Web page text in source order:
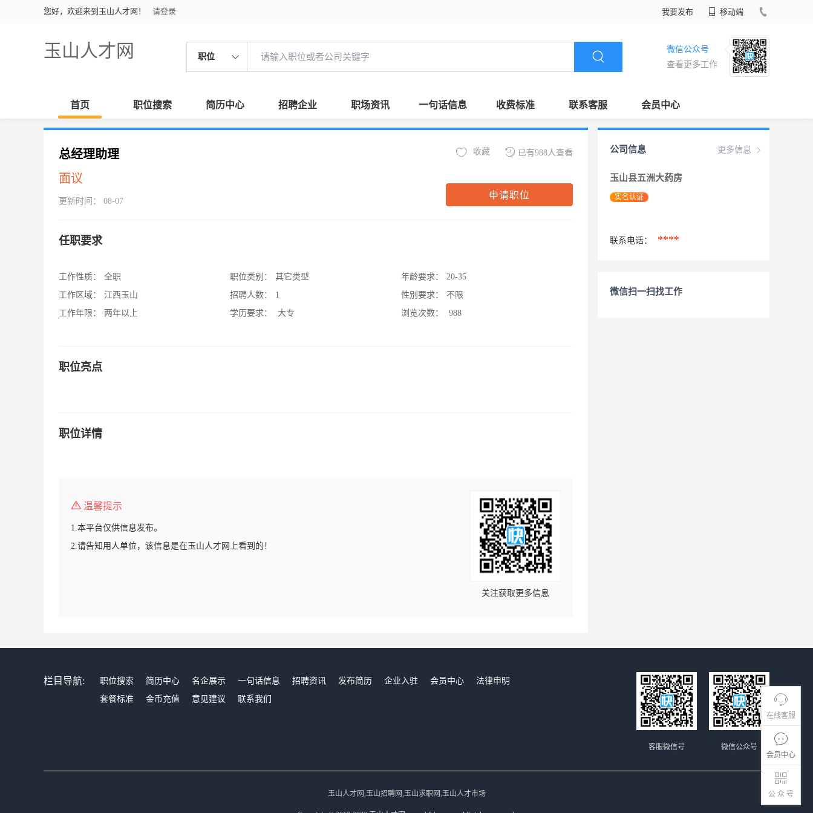
您好，欢迎来到玉山人才网！ 请登录 我要发布 移动端
玉山人才网 职位
微信公众号
查看更多工作
首页 职位搜索 简历中心 招聘企业 职场资讯 一句话信息 收费标准 联系客服 会员中心
在线客服
会员中心
公 众 号
总经理助理
面议
更新时间： 08-07
已有988人查看
收藏
申请职位
任职要求
工作性质：
全职
工作区域：
江西玉山
工作年限：
两年以上
职位类别：
其它类型
招聘人数：
1
学历要求：
大专
年龄要求：
20-35
性别要求：
不限
浏览次数：
988
职位亮点
职位详情
温馨提示
1.本平台仅供信息发布。
2.请告知用人单位，该信息是在玉山人才网上看到的！
关注获取更多信息
更多信息
公司信息
玉山县五洲大药房
实名认证
联系电话： ****
微信扫一扫找工作
栏目导航: 职位搜索 简历中心 名企展示 一句话信息 招聘资讯 发布简历 企业入驻 会员中心
法律申明
套餐标准
金币充值 意见建议 联系我们
微信公众号
客服微信号
玉山人才网,玉山招聘网,玉山求职网,玉山人才市场